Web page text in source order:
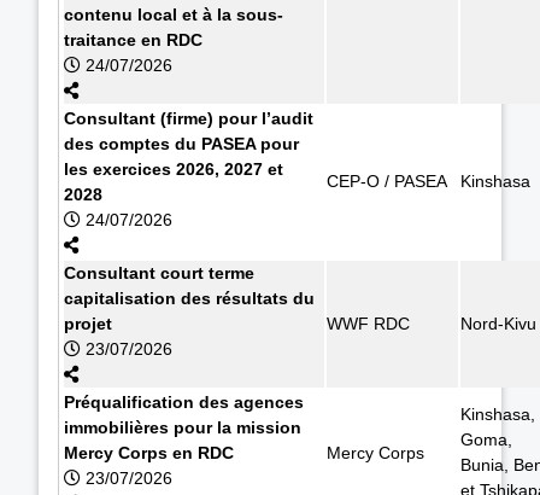
contenu local et à la sous-
traitance en RDC
24/07/2026
Consultant (firme) pour l’audit
des comptes du PASEA pour
les exercices 2026, 2027 et
2028
24/07/2026
CEP-O / PASEA Kinshasa
Consultant court terme
capitalisation des résultats du
projet
23/07/2026
WWF RDC Nord-Kivu
Préqualification des agences
immobilières pour la mission
Mercy Corps en RDC
23/07/2026
Mercy Corps
Kinshasa,
Goma,
Bunia,
et